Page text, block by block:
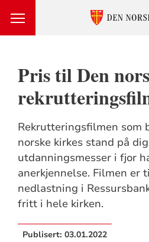
Pris til Den
Rekrutteringsfilmen som
norske kirkes stand på
utdanningsmesser i fjor
anerkjennelse. Filmen er
nedlastning i
fritt i hele kirken.
Publisert: 03.01.2022